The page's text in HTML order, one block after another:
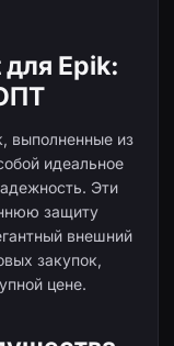
Epik:
выполненные из
идеальное
Эти
защиту
внешний
закупок,
цене.